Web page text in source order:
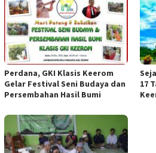
Perdana, GKI Klasis Keerom
Gelar Festival Seni Budaya dan
Persembahan Hasil Bumi
17